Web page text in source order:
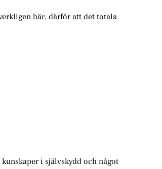
här, därför att det totala
i självskydd och något